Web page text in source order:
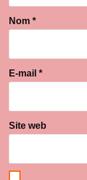
Nom *
E-mail *
Site web